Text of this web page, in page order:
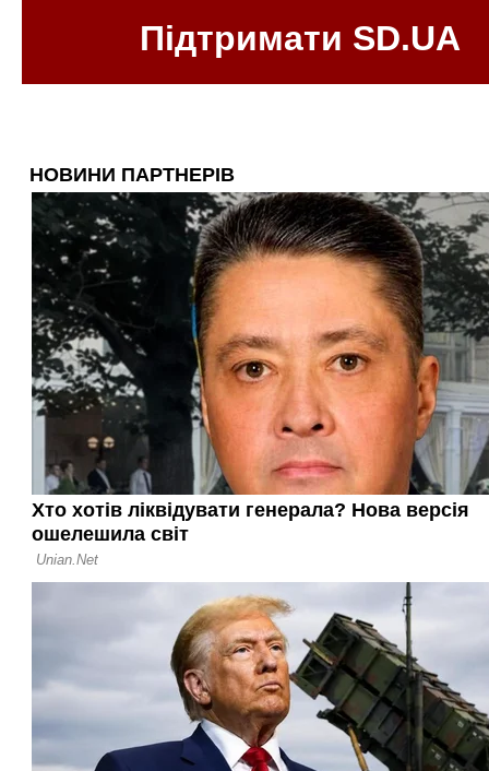
Підтримати SD.UA